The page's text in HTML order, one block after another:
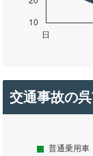
交通事故の